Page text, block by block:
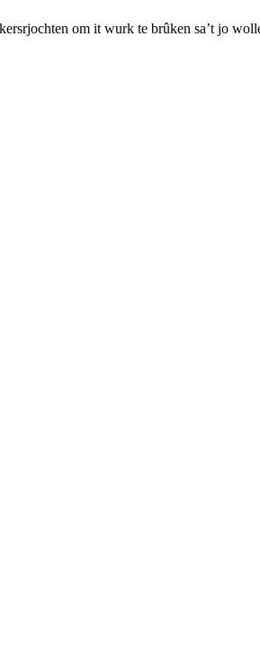
om it wurk te brûken sa’t jo